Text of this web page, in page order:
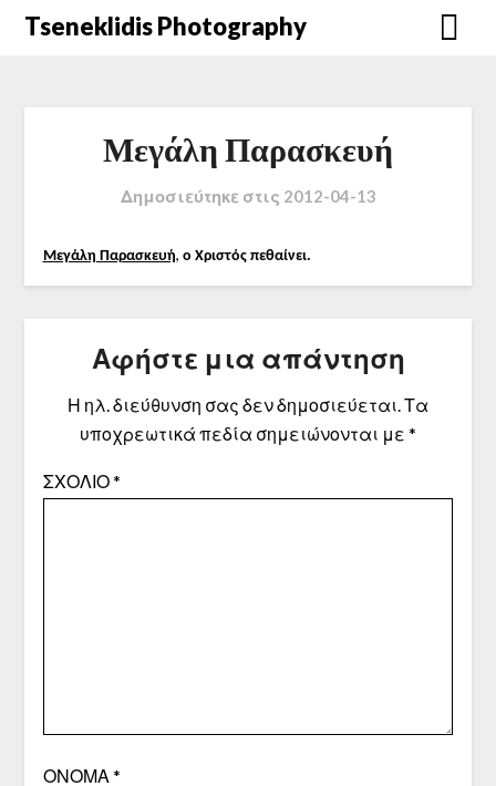
Μετάβαση
Tseneklidis Photography
Μεγάλη Παρασκευή
Δημοσιεύτηκε στις 2012-04-13
Μεγάλη Παρασκευή, ο Χριστός πεθαίνει.
Αφήστε μια απάντηση
Η ηλ. διεύθυνση σας δεν δημοσιεύεται.Τα
υποχρεωτικά πεδία σημειώνονται με *
ΣΧΌΛΙΟ*
ΌΝΟΜΑ *